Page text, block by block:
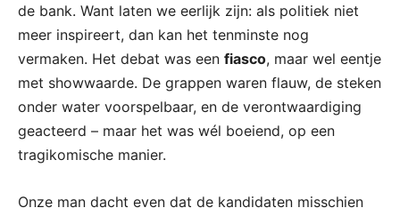
de bank. Want laten we eerlijk zijn: als politiek niet
meer inspireert, dan kan het tenminste nog
vermaken. Het debat was een fiasco, maar wel eentje
met showwaarde. De grappen waren flauw, de steken
onder water voorspelbaar, en de verontwaardiging
geacteerd – maar het was wél boeiend, op een
tragikomische manier.
Onze man dacht even dat de kandidaten misschien